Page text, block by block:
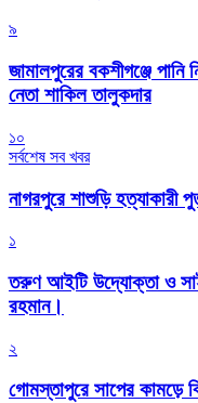
৯
জামালপুরের বকশীগঞ্জে পানি
নেতা শাকিল তালুকদার
১০
সর্বশেষ সব খবর
নাগরপুরে শাশুড়ি হত্যাকারী
১
তরুণ আইটি উদ্যোক্তা ও
রহমান।
২
গোমস্তাপুরে সাপের কামড়ে